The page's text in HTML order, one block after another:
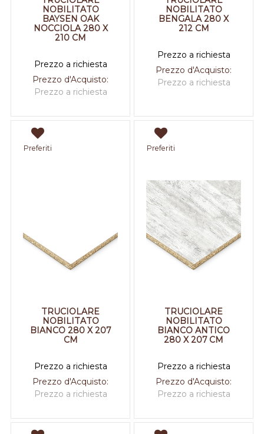
NOBILITATO
BAYSEN OAK
NOCCIOLA 280 X
210 CM
Prezzo a richiesta
Prezzo d'Acquisto:
Prezzo a richiesta
NOBILITATO
BENGALA 280 X
212 CM
Prezzo a richiesta
Prezzo d'Acquisto:
Prezzo a richiesta
Preferiti
TRUCIOLARE
NOBILITATO
BIANCO 280 X 207
CM
Prezzo a richiesta
Prezzo d'Acquisto:
Prezzo a richiesta
Preferiti
TRUCIOLARE
NOBILITATO
BIANCO ANTICO
280 X 207 CM
Prezzo a richiesta
Prezzo d'Acquisto:
Prezzo a richiesta